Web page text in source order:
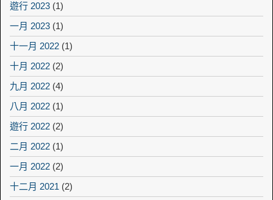
遊行 2023 (1)
一月 2023 (1)
十一月 2022 (1)
十月 2022 (2)
九月 2022 (4)
八月 2022 (1)
遊行 2022 (2)
二月 2022 (1)
一月 2022 (2)
十二月 2021 (2)